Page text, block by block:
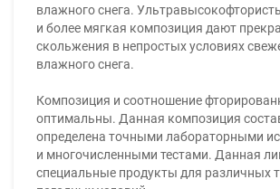
влажного снега.
и более мягкая композиция дают
скольжения в непростых условиях
влажного снега.
Композиция и соотношение
оптимальны. Данная композиция
определена точными лабораторными
и многочисленными тестами. Данная
специальные продукты для различных